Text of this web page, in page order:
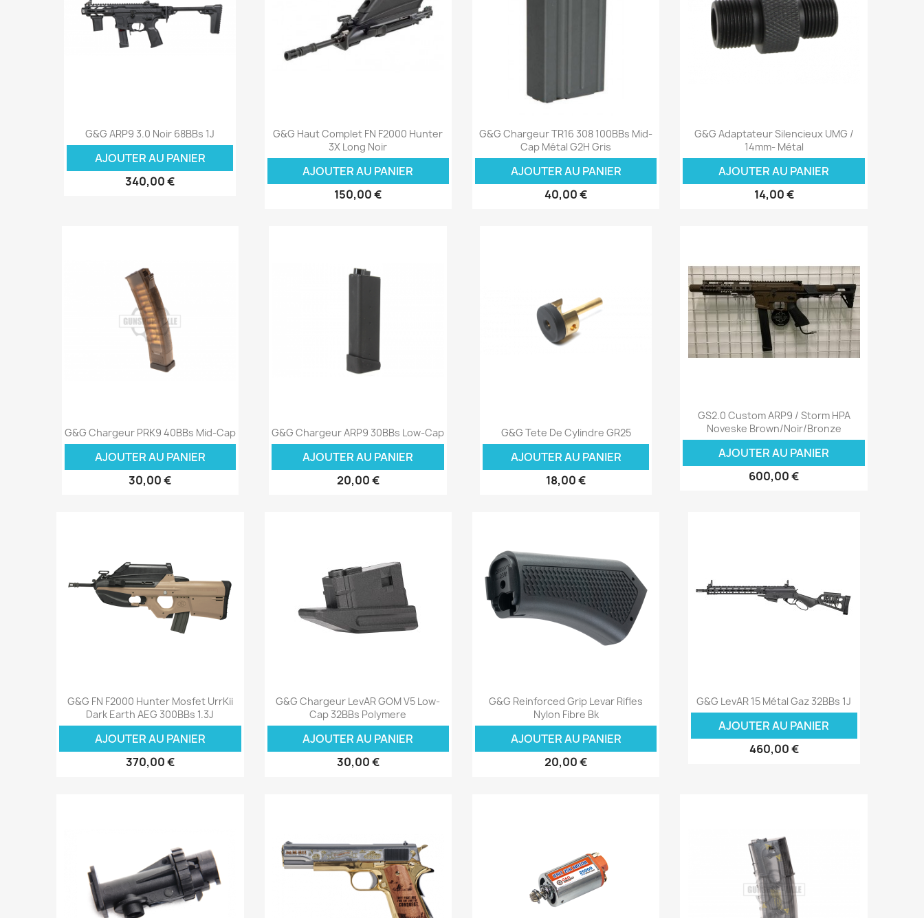
Aperçu rapide
G&G ARP9 3.0 Noir 68BBs 1J
AJOUTER AU PANIER
340,00 €
Aperçu rapide
G&G Haut Complet FN F2000 Hunter
3X Long Noir
AJOUTER AU PANIER
150,00 €
Aperçu rapide
G&G Chargeur TR16 308 100BBs Mid-
Cap Métal G2H Gris
AJOUTER AU PANIER
40,00 €
Aperçu rapide
G&G Adaptateur Silencieux UMG /
14mm- Métal
AJOUTER AU PANIER
14,00 €
Aperçu rapide
G&G Chargeur PRK9 40BBs Mid-Cap
AJOUTER AU PANIER
30,00 €
Aperçu rapide
G&G Chargeur ARP9 30BBs Low-Cap
AJOUTER AU PANIER
20,00 €
Aperçu rapide
G&G Tete De Cylindre GR25
AJOUTER AU PANIER
18,00 €
Aperçu rapide
GS2.0 Custom ARP9 / Storm HPA
Noveske Brown/Noir/Bronze
AJOUTER AU PANIER
600,00 €
Aperçu rapide
G&G FN F2000 Hunter Mosfet UrrKii
Dark Earth AEG 300BBs 1.3J
AJOUTER AU PANIER
370,00 €
Aperçu rapide
G&G Chargeur LevAR GOM V5 Low-
Cap 32BBs Polymere
AJOUTER AU PANIER
30,00 €
Aperçu rapide
G&G Reinforced Grip Levar Rifles
Nylon Fibre Bk
AJOUTER AU PANIER
20,00 €
Aperçu rapide
G&G LevAR 15 Métal Gaz 32BBs 1J
AJOUTER AU PANIER
460,00 €